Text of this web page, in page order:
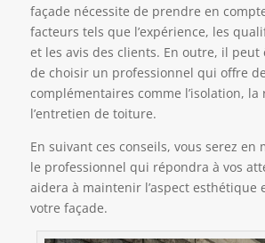
façade nécessite de prendre en
facteurs tels que l’expérience, les
et les avis des clients. En outre, il peut
de choisir un professionnel qui offre
complémentaires comme l’isolation, la
l’entretien de toiture.
En suivant ces conseils, vous serez en
le professionnel qui répondra à vos
aidera à maintenir l’aspect esthétique
votre façade.